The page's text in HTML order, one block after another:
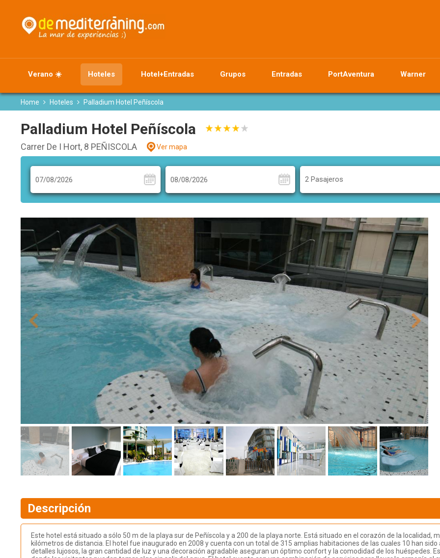
Verano ☀️ Hoteles Hotel+Entradas Grupos Entradas PortAventura Warner
Home Hoteles Palladium Hotel Peñíscola
Palladium Hotel Peñíscola
Carrer De I Hort, 8 PEÑISCOLA Ver mapa
2 Pasajeros
Descripción
Este hotel está situado a sólo 50 m de la playa sur de Peñíscola y a 200 de la playa norte. Está situado en el corazón de la localidad,
kilómetros de distancia. El hotel fue inaugurado en 2008 y cuenta con un total de 315 amplias habitaciones de las cuales 10 han
detalles lujosos, la gran cantidad de luz y una decoración agradable aseguran un óptimo confort y la comodidad de los huéspedes.